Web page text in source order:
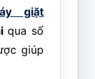
giặt
qua số
giúp